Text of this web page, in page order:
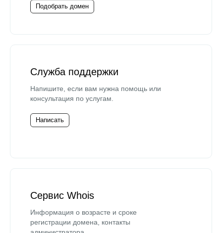
Подобрать домен
Служба поддержки
Напишите, если вам нужна помощь или
консультация по услугам.
Написать
Сервис Whois
Информация о возрасте и сроке
регистрации домена, контакты